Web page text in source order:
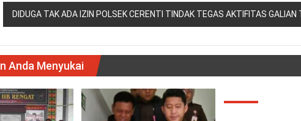
DIDUGA TAK ADA IZIN POLSEK CERENTI TINDAK TEGAS AKTIFITAS GALIAN
Anda Menyukai